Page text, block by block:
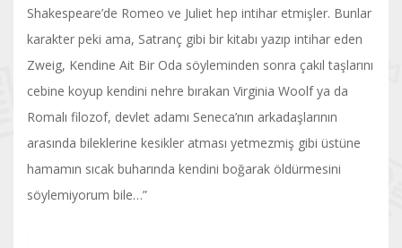
Shakespeare’de Romeo ve Juliet hep intihar etmişler. Bunlar
karakter peki ama, Satranç gibi bir kitabı yazıp intihar eden
Zweig, Kendine Ait Bir Oda söyleminden sonra çakıl taşlarını
cebine koyup kendini nehre bırakan Virginia Woolf ya da
Romalı filozof, devlet adamı Seneca’nın arkadaşlarının
arasında bileklerine kesikler atması yetmezmiş gibi üstüne
hamamın sıcak buharında kendini boğarak öldürmesini
söylemiyorum bile…”